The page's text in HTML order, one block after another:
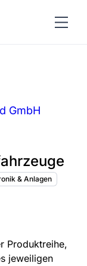
GmbH
& Anlagen
Produktreihe,
jeweiligen